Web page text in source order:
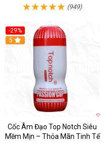
(949)
-29%
5
Cốc Âm Đạo Top Notch Siêu
Mềm Mịn – Thỏa Mãn Tinh Tế